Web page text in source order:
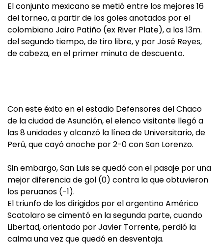
El conjunto mexicano se metió entre los mejores 16
del torneo, a partir de los goles anotados por el
colombiano Jairo Patiño (ex River Plate), a los 13m.
del segundo tiempo, de tiro libre, y por José Reyes,
de cabeza, en el primer minuto de descuento.
Con este éxito en el estadio Defensores del Chaco
de la ciudad de Asunción, el elenco visitante llegó a
las 8 unidades y alcanzó la línea de Universitario, de
Perú, que cayó anoche por 2-0 con San Lorenzo.
Sin embargo, San Luis se quedó con el pasaje por una
mejor diferencia de gol (0) contra la que obtuvieron
los peruanos (-1).
El triunfo de los dirigidos por el argentino Américo
Scatolaro se cimentó en la segunda parte, cuando
Libertad, orientado por Javier Torrente, perdió la
calma una vez que quedó en desventaja.